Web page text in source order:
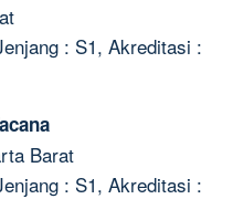
: S1, Akreditasi :
Barat
: S1, Akreditasi :